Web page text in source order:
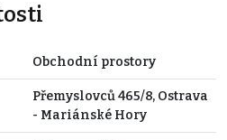
Obchodní prostory
Přemyslovců 465/8, Ostrava
- Mariánské Hory